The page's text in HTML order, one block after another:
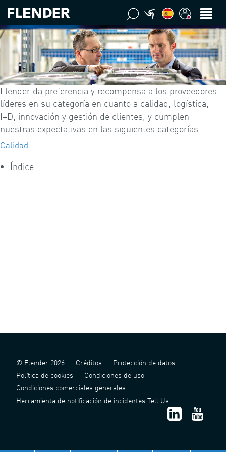
Flender da preferencia y recompensa a los proveedores
líderes en su categoría en cuanto a calidad, logística,
I+D, innovación y gestión de clientes, y cumplen
nuestras expectativas en las siguientes categorías.
Calidad
Índice
© Flender 2026 Créditos
Protección de datos
Política de cookies
Condiciones de uso
Condiciones comerciales generales
Herramienta de notificación de incidentes Tell Us